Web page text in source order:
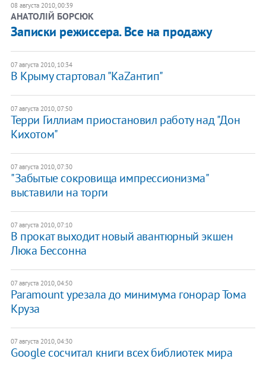
08 августа 2010, 00:39
АНАТОЛІЙ БОРСЮК
Записки режиссера. Все на продажу
07 августа 2010, 10:34
В Крыму стартовал "КаZантип"
07 августа 2010, 07:50
Терри Гиллиам приостановил работу над "Дон
Кихотом"
07 августа 2010, 07:30
"Забытые сокровища импрессионизма"
выставили на торги
07 августа 2010, 07:10
В прокат выходит новый авантюрный экшен
Люка Бессонна
07 августа 2010, 04:50
Paramount урезала до минимума гонорар Тома
Круза
07 августа 2010, 04:30
Google сосчитал книги всех библиотек мира